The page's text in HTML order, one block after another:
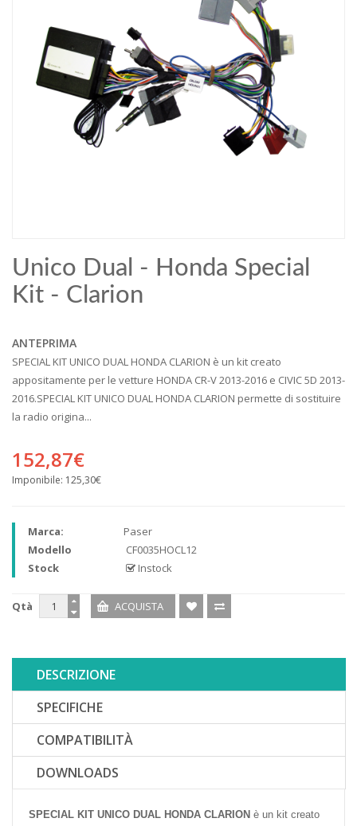
Unico Dual - Honda Special
Kit - Clarion
ANTEPRIMA
SPECIAL KIT UNICO DUAL HONDA CLARION è un kit creato
appositamente per le vetture HONDA CR-V 2013-2016 e CIVIC 5D 2013-
2016.SPECIAL KIT UNICO DUAL HONDA CLARION permette di sostituire
la radio origina...
152,87€
Imponibile: 125,30€
Marca:
Paser
Modello
CF0035HOCL12
Stock
Instock
Qtà
DESCRIZIONE
SPECIFICHE
COMPATIBILITÀ
DOWNLOADS
SPECIAL KIT UNICO DUAL HONDA CLARION è un kit creato